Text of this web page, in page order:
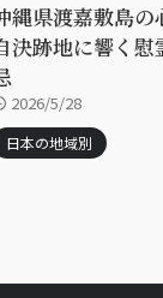
縄県渡嘉敷島の
決跡地に響く
2026/5/28
日本の地域別